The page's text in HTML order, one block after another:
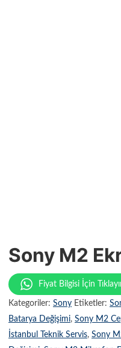
Sony M2
Fiyat Bilgisi İçin
Kategoriler: Sony Etiketler:
Batarya Değişimi, Sony M2
İstanbul Teknik Servis, Sony